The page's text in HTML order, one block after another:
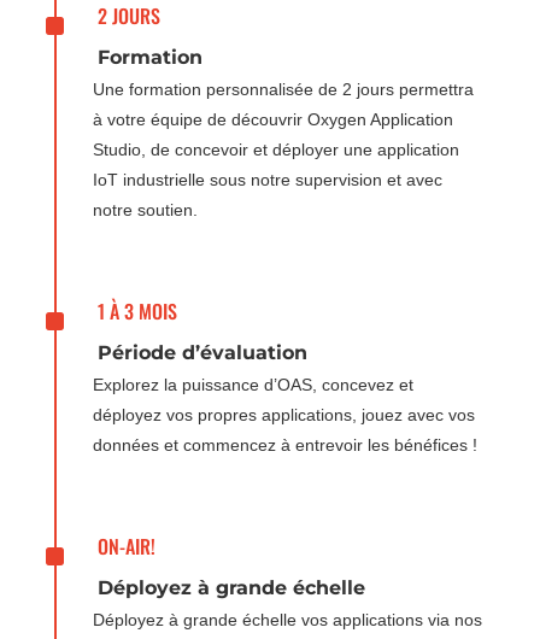
^ 2 JOURS
Formation
Une formation personnalisée de 2 jours permettra
à votre équipe de découvrir Oxygen Application
Studio, de concevoir et déployer une application
IoT industrielle sous notre supervision et avec
notre soutien.
^ 1 À 3 MOIS
Période d’évaluation
Explorez la puissance d’OAS, concevez et
déployez vos propres applications, jouez avec vos
données et commencez à entrevoir les bénéfices !
^ ON-AIR!
Déployez à grande échelle
Déployez à grande échelle vos applications via nos